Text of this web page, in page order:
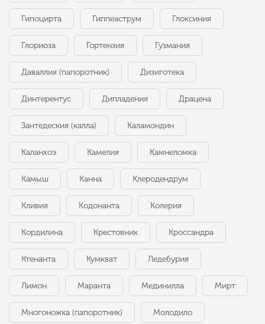
Гипоцирта Гиппеаструм Глоксиния
Глориоза Гортензия Гузмания
Даваллия (папоротник) Дизиготека
Динтерентус Дипладения Драцена
Зантедеския (калла) Каламондин
Каланхоэ Камелия Камнеломка
Камыш Канна Клеродендрум
Кливия Кодонанта Колерия
Кордилина Крестовник Кроссандра
Ктенанта Кумкват Ледебурия
Лимон Маранта Мединилла Мирт
Многоножка (папоротник) Молодило